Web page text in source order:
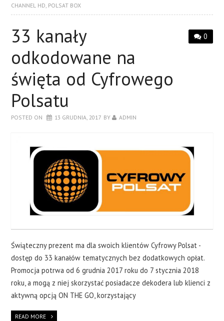
CHANNEL HD, POLSAT BOX
0
33 kanały
odkodowane na
święta od Cyfrowego
Polsatu
POSTED ON 13 GRUDNIA, 2017 BY ADMIN
Świąteczny prezent ma dla swoich klientów Cyfrowy Polsat -
dostęp do 33 kanałów tematycznych bez dodatkowych opłat.
Promocja potrwa od 6 grudnia 2017 roku do 7 stycznia 2018
roku, a mogą z niej skorzystać posiadacze dekodera lub klienci z
aktywną opcją ON THE GO, korzystający
READ MORE